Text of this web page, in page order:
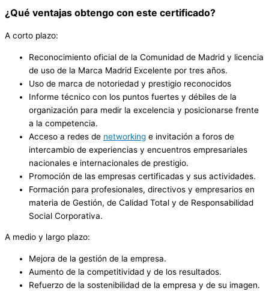
¿Qué ventajas obtengo con este certificado?
A corto plazo:
Reconocimiento oficial de la Comunidad de Madrid y licencia
de uso de la Marca Madrid Excelente por tres años.
Uso de marca de notoriedad y prestigio reconocidos
Informe técnico con los puntos fuertes y débiles de la
organización para medir la excelencia y posicionarse frente
a la competencia.
Acceso a redes de networking e invitación a foros de
intercambio de experiencias y encuentros empresariales
nacionales e internacionales de prestigio.
Promoción de las empresas certificadas y sus actividades.
Formación para profesionales, directivos y empresarios en
materia de Gestión, de Calidad Total y de Responsabilidad
Social Corporativa.
A medio y largo plazo:
Mejora de la gestión de la empresa.
Aumento de la competitividad y de los resultados.
Refuerzo de la sostenibilidad de la empresa y de su imagen.